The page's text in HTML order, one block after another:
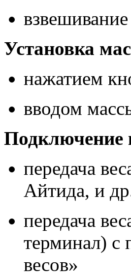
Установка
нажатием
вводом
Подключение
передача
Айтида, и
передача
терминал)
весов»